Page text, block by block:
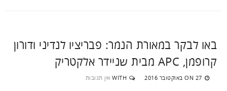
באו לבקר במאורת הנמר: פבריציו לנדיני ודורון
קרופמן, APC מבית שניידר אלקטריק
ON 27 באוקטובר 2016 WITH אין תגובות